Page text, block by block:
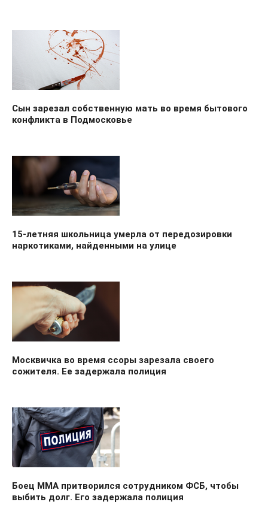
Сын зарезал собственную мать во время бытового
конфликта в Подмосковье
15-летняя школьница умерла от передозировки
наркотиками, найденными на улице
Москвичка во время ссоры зарезала своего
сожителя. Ее задержала полиция
Боец ММА притворился сотрудником ФСБ, чтобы
выбить долг. Его задержала полиция